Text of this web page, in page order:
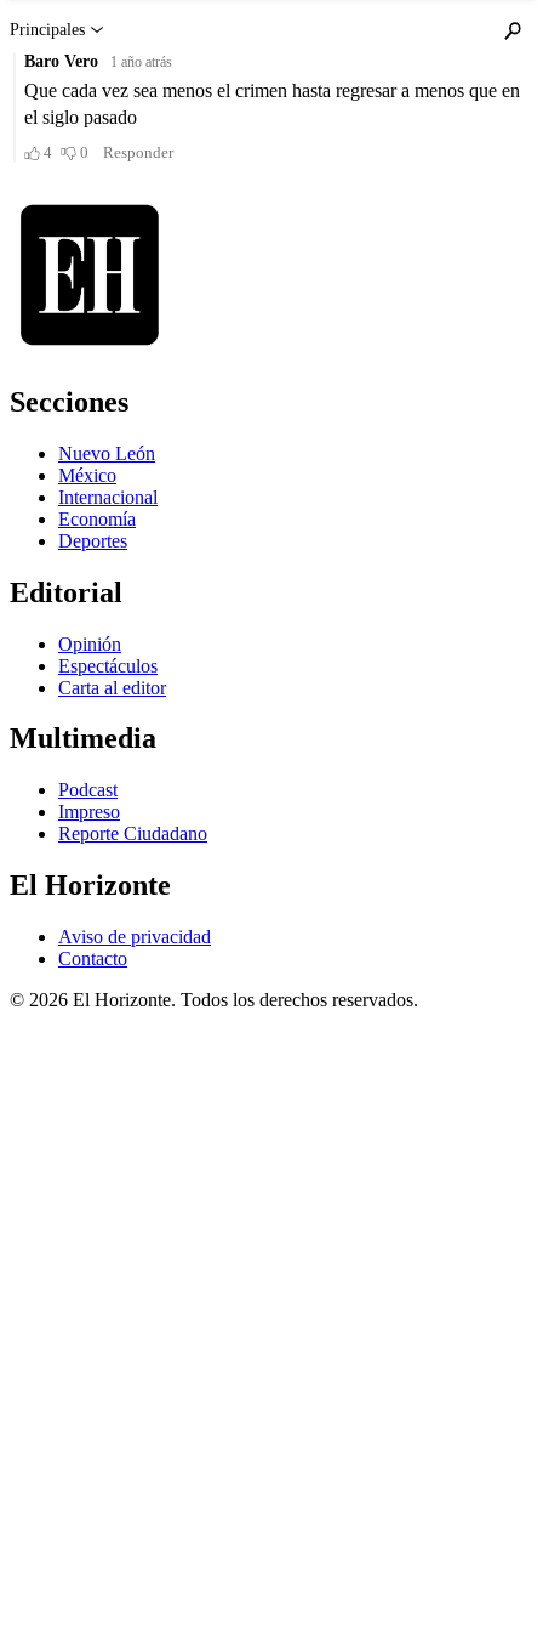
Secciones
Nuevo León
México
Internacional
Economía
Deportes
Editorial
Opinión
Espectáculos
Carta al editor
Multimedia
Podcast
Impreso
Reporte Ciudadano
El Horizonte
Aviso de privacidad
Contacto
© 2026 El Horizonte. Todos los derechos reservados.